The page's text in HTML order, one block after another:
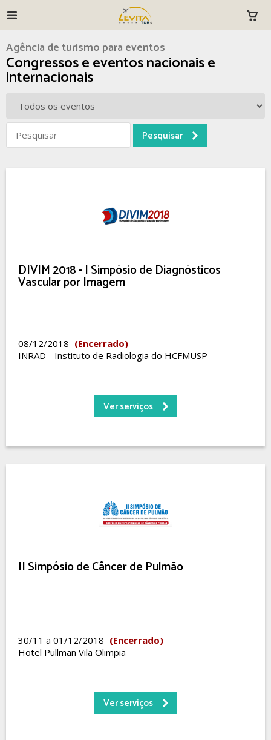
Agência de turismo para eventos
Congressos e eventos nacionais e
internacionais
DIVIM 2018 - I Simpósio de Diagnósticos
Vascular por Imagem
08/12/2018 (Encerrado)
INRAD - Instituto de Radiologia do HCFMUSP
Ver serviços
II Simpósio de Câncer de Pulmão
30/11 a 01/12/2018 (Encerrado)
Hotel Pullman Vila Olimpia
Ver serviços